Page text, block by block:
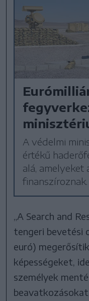
A védelmi
értékű
alá, amelyeket
finanszíroznak.
„A Search and
tengeri bevetési
euró)
képességeket,
személyek